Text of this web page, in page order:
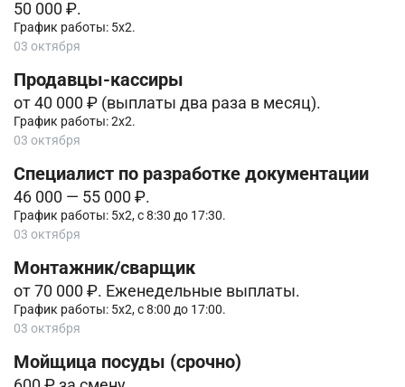
50 000 ₽.
График работы: 5х2.
03 октября
Продавцы-кассиры
от 40 000 ₽ (выплаты два раза в месяц).
График работы: 2х2.
03 октября
Специалист по разработке документации
46 000 — 55 000 ₽.
График работы: 5х2, с 8:30 до 17:30.
03 октября
Монтажник/сварщик
от 70 000 ₽. Еженедельные выплаты.
График работы: 5х2, с 8:00 до 17:00.
03 октября
Мойщица посуды (срочно)